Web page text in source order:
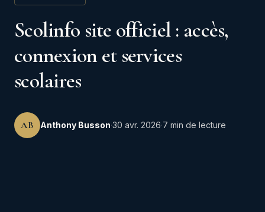
Scolinfo site officiel : accès,
connexion et services
scolaires
AB Anthony Busson·30 avr. 2026·7 min de lecture